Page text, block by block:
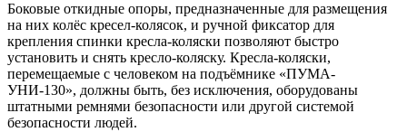
Боковые откидные опоры, предназначенные для размещения
на них колёс кресел-колясок, и ручной фиксатор для
крепления спинки кресла-коляски позволяют быстро
установить и снять кресло-коляску. Кресла-коляски,
перемещаемые с человеком на подъёмнике «ПУМА-
УНИ-130», должны быть, без исключения, оборудованы
штатными ремнями безопасности или другой системой
безопасности людей.